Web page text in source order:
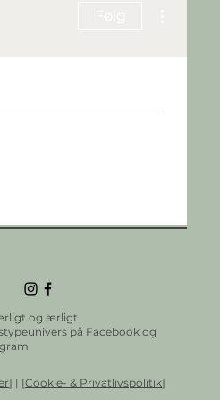
og ærligt
på Facebook og
] | [Cookie- & Privatlivspolitik]